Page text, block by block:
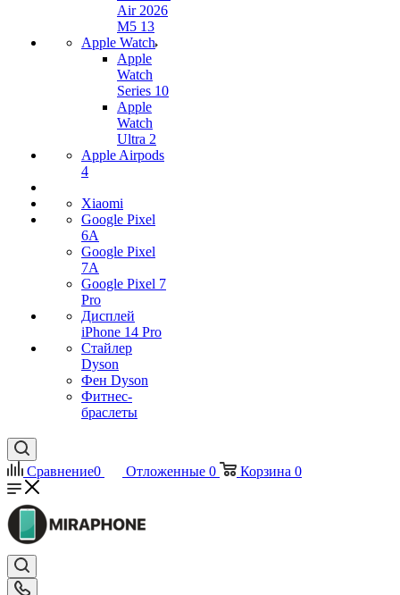
Air 2026
M5 13
Apple Watch
Apple
Watch
Series 10
Apple
Watch
Ultra 2
Apple Airpods
4
Xiaomi
Google Pixel
6A
Google Pixel
7А
Google Pixel 7
Pro
Дисплей
iPhone 14 Pro
Стайлер
Dyson
Фен Dyson
Фитнес-
браслеты
Сравнение0 Отложенные 0 Корзина 0